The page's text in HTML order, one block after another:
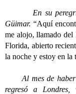
En su peregrinar
Güimar.“Aquí
me alojo, llamado del
Florida, abierto
la noche y estoy en la
Al mes de haber
regresó a Londres,